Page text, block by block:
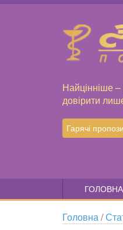
Найцінніше
довірити
Гарячі
ГОЛОВНА
Головна/